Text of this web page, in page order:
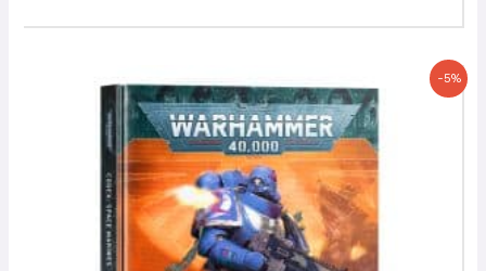
-5%
prix
initial
était :
50,00 €.
prix
actuel
est :
47,50 €.